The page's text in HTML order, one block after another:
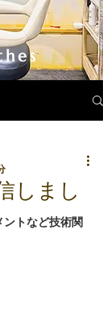
トなど技術関
しまし